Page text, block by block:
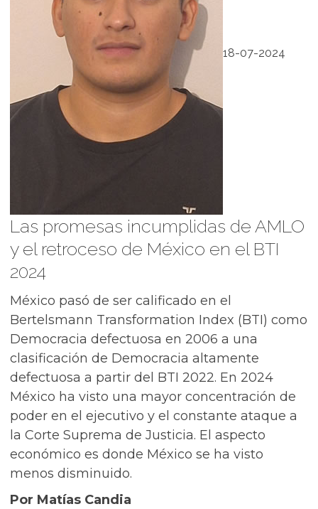
18-07-2024
Las promesas incumplidas de AMLO
y el retroceso de México en el BTI
2024
México pasó de ser calificado en el
Bertelsmann Transformation Index (BTI) como
Democracia defectuosa en 2006 a una
clasificación de Democracia altamente
defectuosa a partir del BTI 2022. En 2024
México ha visto una mayor concentración de
poder en el ejecutivo y el constante ataque a
la Corte Suprema de Justicia. El aspecto
económico es donde México se ha visto
menos disminuido.
Por Matías Candia